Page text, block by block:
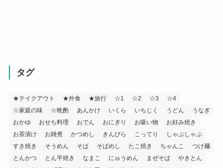
タグ
★テイクアウト ★外食 ★旅行 ☆1 ☆2 ☆3
☆4
☆家庭の味
☆晩酌 あんかけ いくら いちじく うどん
うなぎ
おかゆ
おせち料理 おでん おにぎり お吸い物
お好み焼き
お茶漬け
お雑煮 かつめし きんぴら こってり
しゃぶしゃぶ
すき焼き
そうめん そば そばめし たこ焼き ちゃんこ
つけ麺
とんかつ
とん平焼き なまこ にゅうめん まぜそば
やきとん